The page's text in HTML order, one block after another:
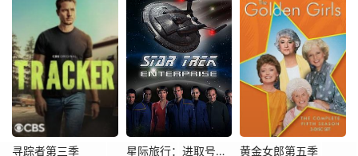
寻踪者第三季 星际旅行：进取号第一季 黄金女郎第五季